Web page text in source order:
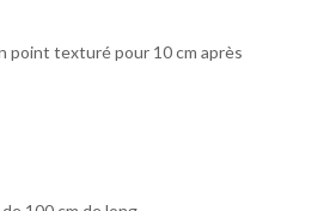
point texturé pour 10 cm après